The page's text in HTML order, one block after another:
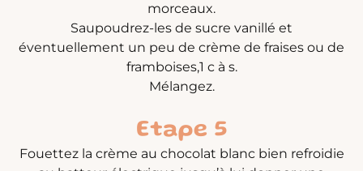
morceaux.
Saupoudrez-les de sucre vanillé et
éventuellement un peu de crème de fraises ou de
framboises,1 c à s.
Mélangez.
Etape 5
Fouettez la crème au chocolat blanc bien refroidie